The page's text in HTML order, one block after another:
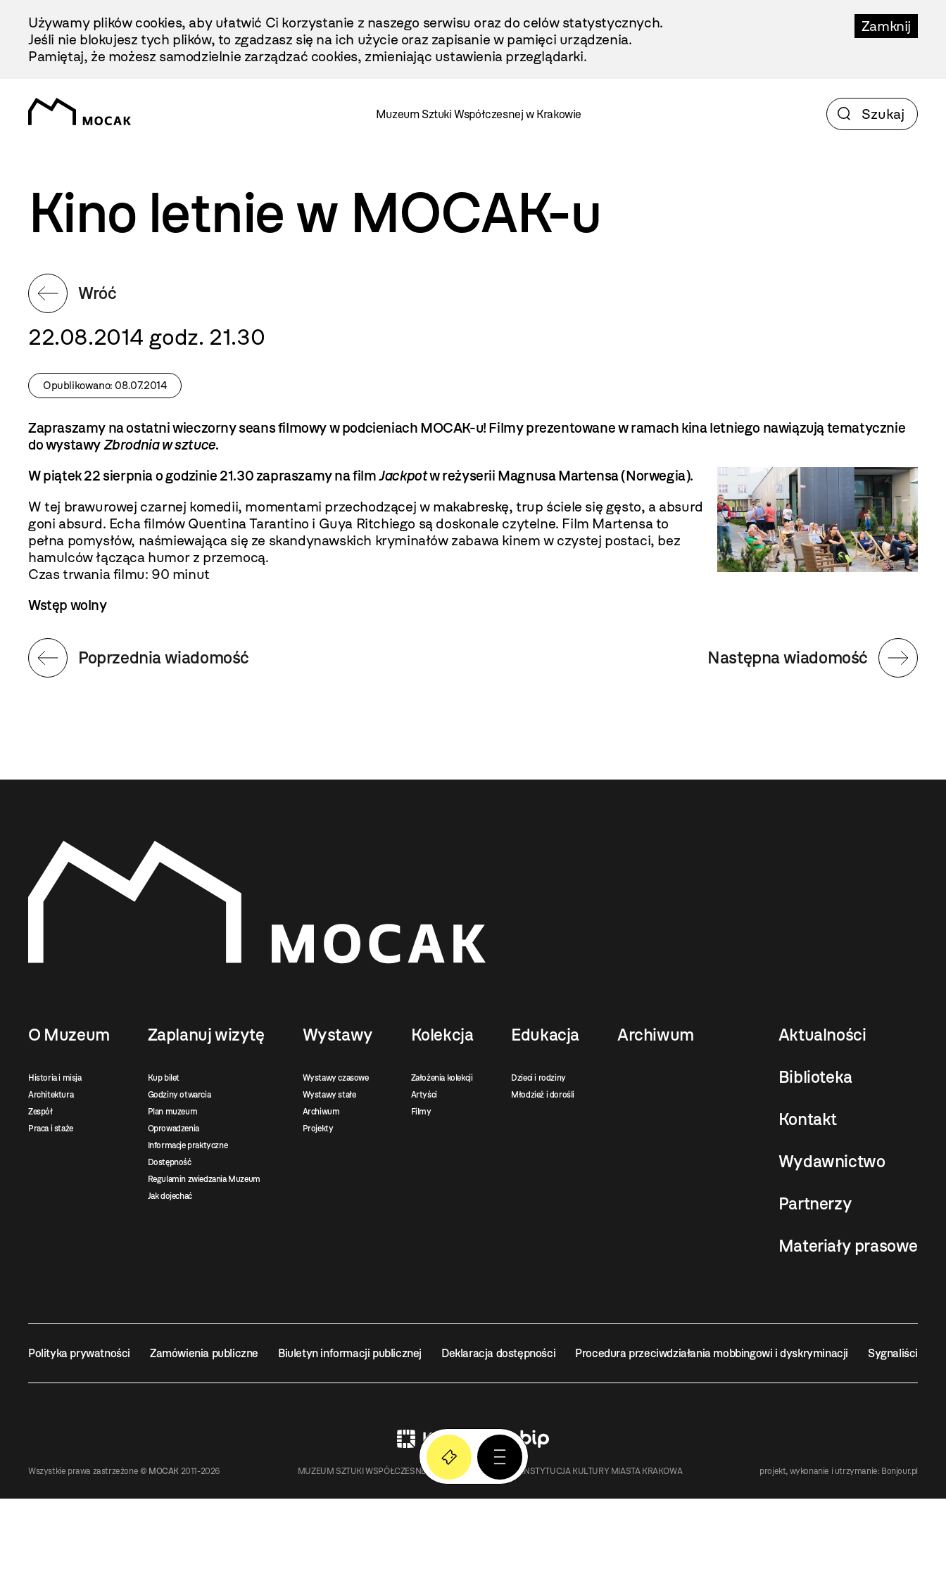
Treści
Zamknij
Używamy plików cookies, aby ułatwić Ci korzystanie z naszego serwisu oraz do celów statystycznych.
Jeśli nie blokujesz tych plików, to zgadzasz się na ich użycie oraz zapisanie w pamięci urządzenia.
Pamiętaj, że możesz samodzielnie zarządzać cookies, zmieniając ustawienia przeglądarki.
Muzeum Sztuki Współczesnej w Krakowie
Kino letnie w MOCAK-u
Wróć
22.08.2014 godz. 21.30
Opublikowano: 08.07.2014
Zapraszamy na ostatni wieczorny seans filmowy w podcieniach MOCAK-u! Filmy prezentowane w ramach kina letniego nawiązują tematycznie
do wystawyZbrodnia w sztuce.
W piątek 22 sierpnia o godzinie 21.30 zapraszamy na filmJackpotw reżyserii Magnusa Martensa (Norwegia).
W tej brawurowej czarnej komedii, momentami przechodzącej w makabreskę, trup ściele się gęsto, a absurd
goni absurd. Echa filmów Quentina Tarantino i Guya Ritchiego są doskonale czytelne. Film Martensa to
pełna pomysłów, naśmiewająca się ze skandynawskich kryminałów zabawa kinem w czystej postaci, bez
hamulców łącząca humor z przemocą.
Czas trwania filmu: 90 minut
Wstęp wolny
Następna wiadomość
Poprzednia wiadomość
O Muzeum
Historia i misja
Architektura
Zespół
Praca i staże
Zaplanuj wizytę
Kup bilet
Godziny otwarcia
Plan muzeum
Oprowadzenia
Informacje praktyczne
Dostępność
Regulamin zwiedzania Muzeum
Jak dojechać
Wystawy
Wystawy czasowe
Wystawy stałe
Archiwum
Projekty
Kolekcja
Założenia kolekcji
Artyści
Filmy
Edukacja
Dzieci i rodziny
Młodzież i dorośli
Archiwum Aktualności
Biblioteka
Kontakt
Wydawnictwo
Partnerzy
Materiały prasowe
Polityka prywatności Zamówienia publiczne Biuletyn informacji publicznej Deklaracja dostępności Procedura przeciwdziałania mobbingowi i dyskryminacji Sygnaliści
Wszystkie prawa zastrzeżone © MOCAK 2011-2026 MUZEUM SZTUKI WSPÓŁCZESNEJ W KRAKOWIE MOCAK – INSTYTUCJA KULTURY MIASTA KRAKOWA projekt, wykonanie i utrzymanie: Bonjour.pl